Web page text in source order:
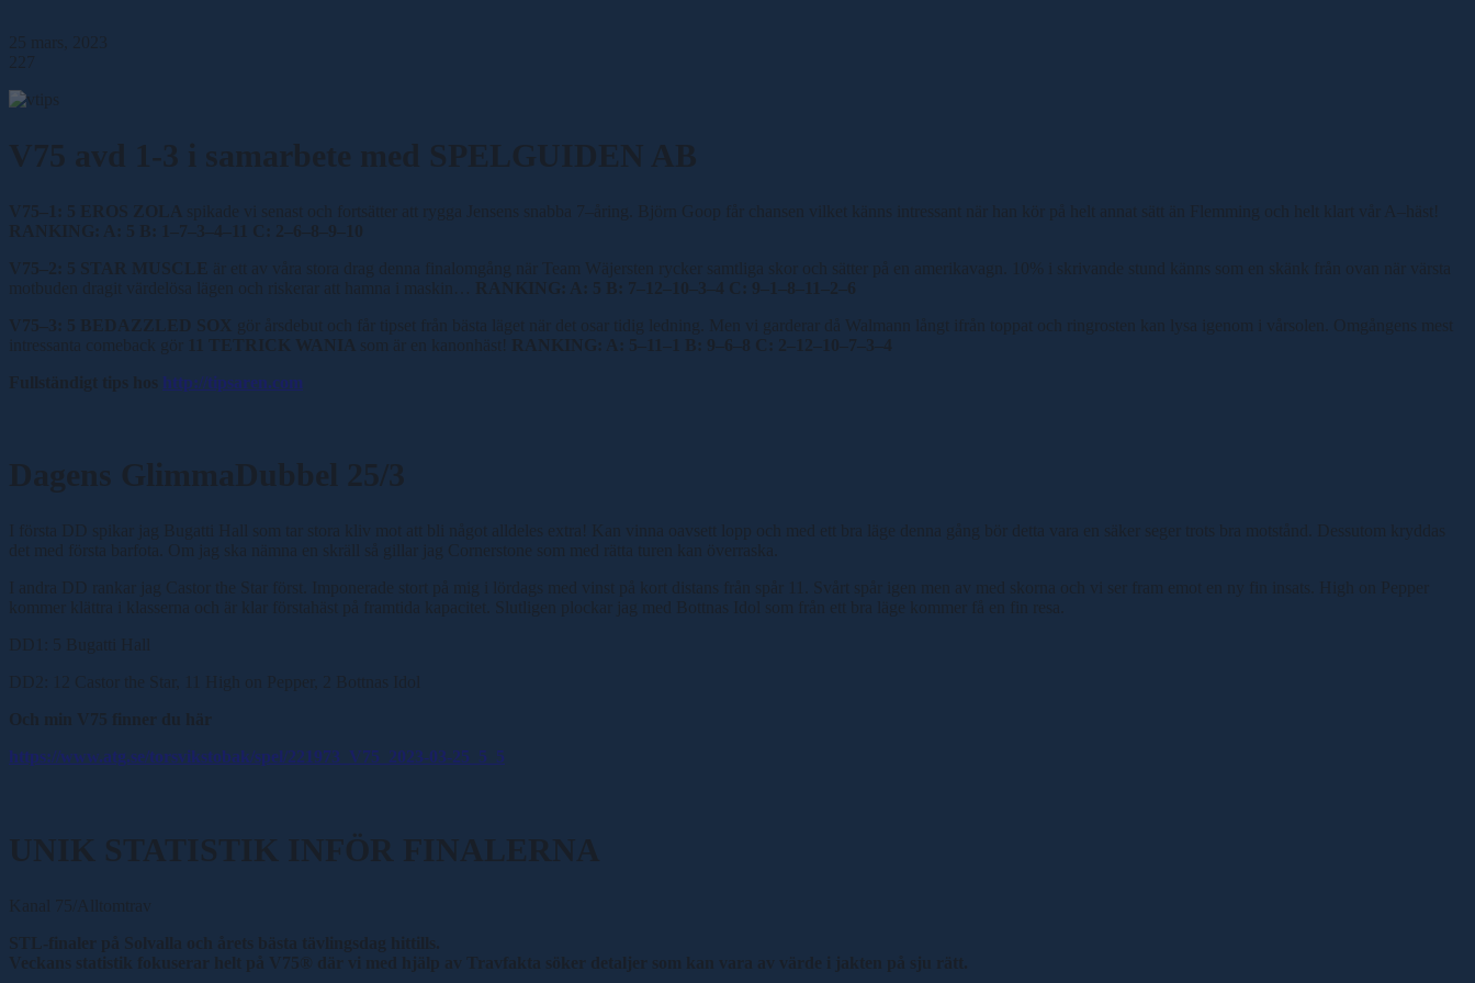
25 mars, 2023
227
V75 avd 1-3 i samarbete med SPELGUIDEN AB
V75– 1: 5 EROS ZOLA spikade vi senast och fortsätter att rygga Jensens snabba 7 åring. Björn Goop får chansen vilket känns intressant när han kör på helt annat sätt än Flemming och helt klart vår A
häst!
RANKING: A: 5 B: 1–7–3–4– 11 C: 2–6–8–9– 10
V75–2: 5 STAR MUSCLE
är ett av våra stora drag denna finalomgång när Team Wäjersten rycker samtliga skor och sätter på en amerikavagn. 10% i skrivande stund känns som en skänk från ovan när värsta
motbuden dragit värdelösa lägen och riskerar att hamna i maskin…
RANKING: A: 5 B: 7– 12– 10–3–4 C: 9– 1–8– 11–2–6
V75–3: 5 BEDAZZLED SOX gör årsdebut och får tipset från bästa läget när det osar tidig ledning. Men vi garderar då Walmann långt ifrån toppat och ringrosten kan lysa igenom i vårsolen. Omgångens mest
intressanta comeback gör
11 TETRICK WANIA som är en kanonhäst! RANKING: A: 5– 11– 1 B: 9–6–8 C: 2– 12– 10–7–3–4
Fullständigt tips hos http://tipsaren.com
Dagens GlimmaDubbel 25/3
I första DD spikar jag Bugatti Hall som tar stora kliv mot att bli något alldeles extra! Kan vinna oavsett lopp och med ett bra läge denna gång bör detta vara en säker seger trots bra motstånd. Dessutom kryddas
det med första barfota. Om jag ska nämna en skräll så gillar jag Cornerstone som med rätta turen kan överraska.
I andra DD rankar jag Castor the Star först. Imponerade stort på mig i lördags med vinst på kort distans från spår 11. Svårt spår igen men av med skorna och vi ser fram emot en ny fin insats. High on Pepper
kommer klättra i klasserna och är klar förstahäst på framtida kapacitet. Slutligen plockar jag med Bottnas Idol som från ett bra läge kommer få en fin resa.
DD1: 5 Bugatti Hall
DD2: 12 Castor the Star, 11 High on Pepper, 2 Bottnas Idol
Och min V75 finner du här
https://www.atg.se/torsvikstobak/spel/221973_V75_2023-03-25_5_5
UNIK STATISTIK INFÖR FINALERNA
Kanal 75/Alltomtrav
STL-finaler på Solvalla och årets bästa tävlingsdag hittills.
Veckans statistik fokuserar helt på V75® där vi med hjälp av Travfakta söker detaljer som kan vara av värde i jakten på sju rätt.